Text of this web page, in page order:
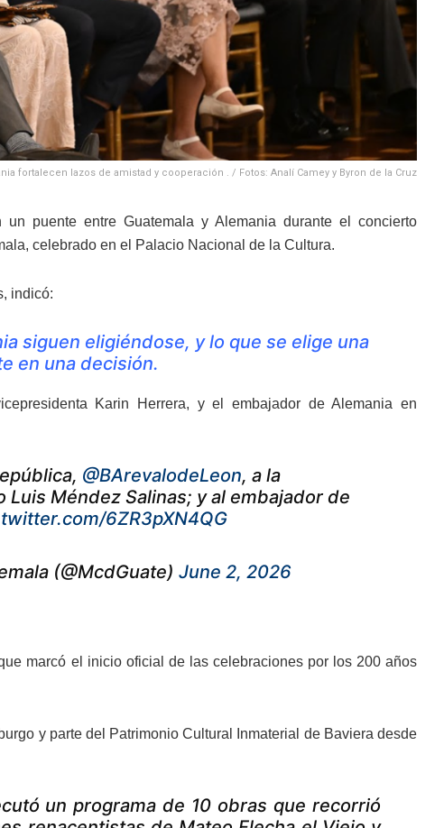
fortalecen lazos de amistad y cooperación . / Fotos: Analí Camey y Byron de la Cruz
puente entre Guatemala y Alemania durante el concierto
celebrado en el Palacio Nacional de la Cultura.
indicó:
siguen eligiéndose, y lo que se elige una
en una decisión.
Karin Herrera, y el embajador de Alemania en
@BArevalodeLeon, a la
Luis Méndez Salinas; y al embajador de
6ZR3pXN4QG
(@McdGuate) June 2, 2026
marcó el inicio oficial de las celebraciones por los 200 años
y parte del Patrimonio Cultural Inmaterial de Baviera desde
un programa de 10 obras que recorrió